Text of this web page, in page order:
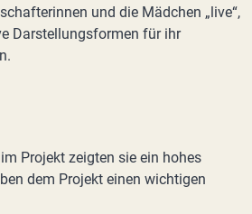
und die Mädchen „live“,
Darstellungsformen für ihr
Projekt zeigten sie ein hohes
dem Projekt einen wichtigen